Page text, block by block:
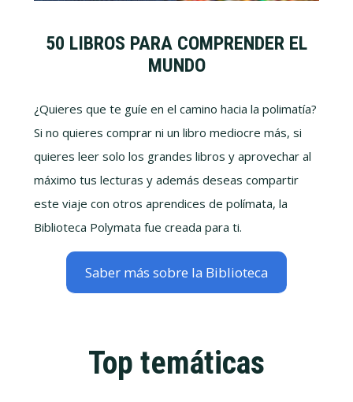
50 LIBROS PARA COMPRENDER EL
MUNDO
¿Quieres que te guíe en el camino hacia la polimatía?
Si no quieres comprar ni un libro mediocre más, si
quieres leer solo los grandes libros y aprovechar al
máximo tus lecturas y además deseas compartir
este viaje con otros aprendices de polímata, la
Biblioteca Polymata fue creada para ti.
Saber más sobre la Biblioteca
Top temáticas